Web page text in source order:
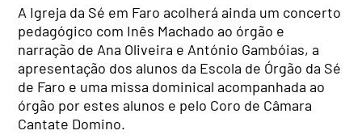
A Igreja da Sé em Faro acolherá ainda um concerto
pedagógico com Inês Machado ao órgão e
narração de Ana Oliveira e António Gambóias, a
apresentação dos alunos da Escola de Órgão da Sé
de Faro e uma missa dominical acompanhada ao
órgão por estes alunos e pelo Coro de Câmara
Cantate Domino.